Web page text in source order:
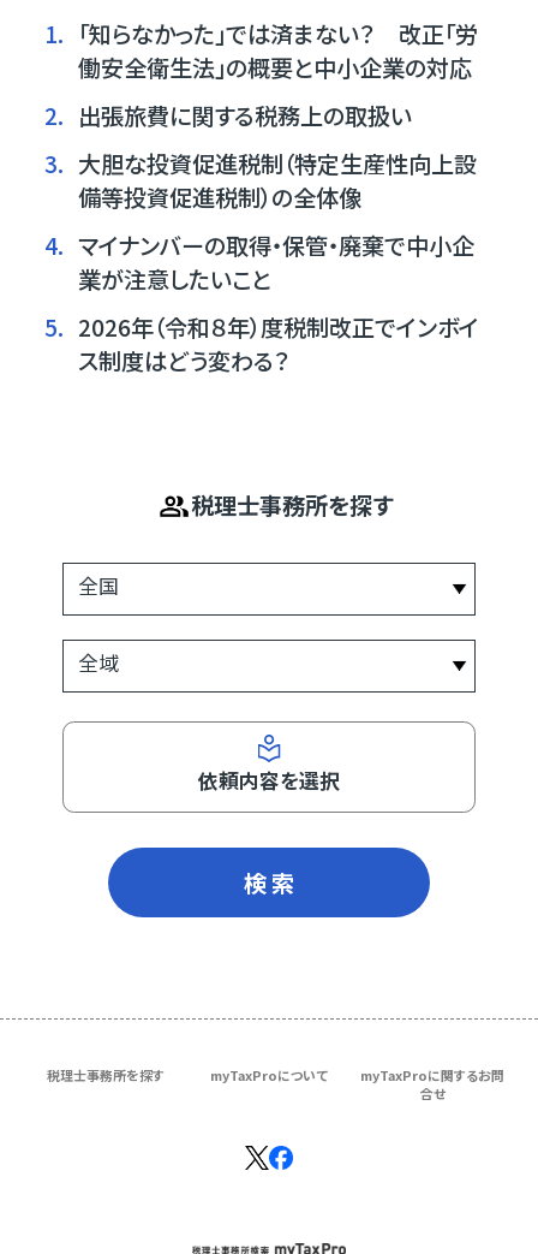
1. 「知らなかった」では済まない？ 改正「労
働安全衛生法」の概要と中小企業の対応
2. 出張旅費に関する税務上の取扱い
3. 大胆な投資促進税制（特定生産性向上設
備等投資促進税制）の全体像
4. マイナンバーの取得・保管・廃棄で中小企
業が注意したいこと
5. 2026年（令和８年）度税制改正でインボイ
ス制度はどう変わる？
税理士事務所を探す
依頼内容を選択
検 索
税理士事務所を探す myTaxProについて
myTaxProに関するお問
合せ